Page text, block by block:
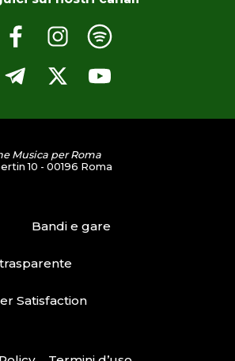
Musica per Roma
10 - 00196 Roma
Bandi e gare
Satisfaction